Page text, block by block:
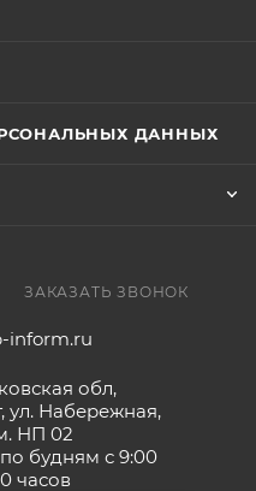
ДАННЫХ
ЗАКАЗАТЬ ЗВОНОК
inform.ru
обл,
ул. Набережная,
НП 02
будням с 9:00
часов